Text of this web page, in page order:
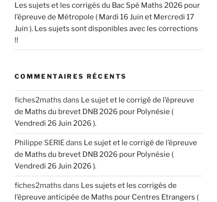
Les sujets et les corrigés du Bac Spé Maths 2026 pour
l’épreuve de Métropole ( Mardi 16 Juin et Mercredi 17
Juin ). Les sujets sont disponibles avec les corrections
!!
COMMENTAIRES RÉCENTS
fiches2maths dans Le sujet et le corrigé de l’épreuve
de Maths du brevet DNB 2026 pour Polynésie (
Vendredi 26 Juin 2026 ).
Philippe SERIEdans Le sujet et le corrigé de l’épreuve
de Maths du brevet DNB 2026 pour Polynésie (
Vendredi 26 Juin 2026 ).
fiches2maths dans Les sujets et les corrigés de
l’épreuve anticipée de Maths pour Centres Etrangers (